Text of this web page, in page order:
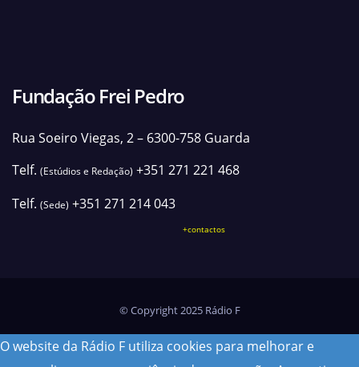
Fundação Frei Pedro
Rua Soeiro Viegas, 2 – 6300-758 Guarda
Telf. (Estúdios e Redação) +351 271 221 468
Telf. (Sede) +351 271 214 043
+contactos
© Copyright 2025 Rádio F
O website da Rádio F utiliza cookies para melhorar e